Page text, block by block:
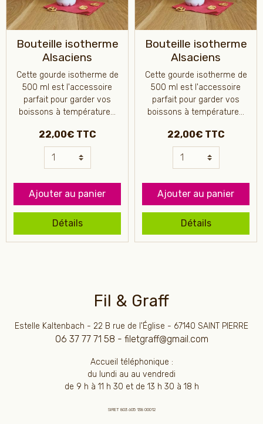
Bouteille isotherme
Alsaciens
Cette gourde isotherme de
500 ml est l'accessoire
parfait pour garder vos
boissons à température...
22,00€ TTC
Ajouter au panier
Détails
Bouteille isotherme
Alsaciens
Cette gourde isotherme de
500 ml est l'accessoire
parfait pour garder vos
boissons à température...
22,00€ TTC
Ajouter au panier
Détails
Fil & Graff
Estelle Kaltenbach - 22 B rue de l'Église - 67140 SAINT PIERRE
06 37 77 71 58 - filetgraff@gmail.com
Accueil téléphonique :
du lundi au au vendredi
de 9 h à 11 h 30 et de 13 h 30 à 18 h
SIRET 803 605 138 00012